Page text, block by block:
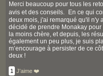
Merci beaucoup pour tous les
avis et des conseils. En ce qui
deux mois, j'ai remarqué qu'il n'y
décidé de prendre Monakay pour
la moins chère, et depuis, les
également un peu plus, je suis
m’encourage à persister de ce
deux !
1 J'aime ❤️